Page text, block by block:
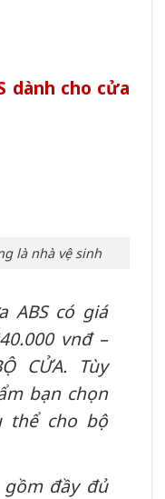
dành cho cửa
là nhà vệ sinh
ABS có giá
vnđ –
CỬA. Tùy
bạn chọn
thể cho bộ
đầy đủ